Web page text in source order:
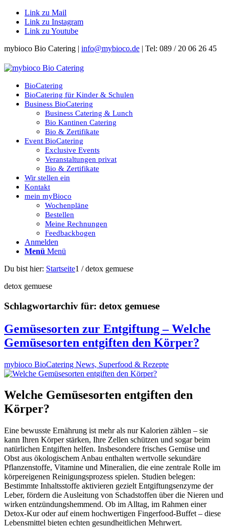
Link zu Mail
Link zu Instagram
Link zu Youtube
mybioco Bio Catering | info@mybioco.de | Tel: 089 / 20 06 26 45
BioCatering
BioCatering für Kinder & Schulen
Business BioCatering
Business Catering & Lunch
Bio Kantinen Catering
Bio & Zertifikate
Event BioCatering
Exclusive Events
Veranstaltungen privat
Bio & Zertifikate
Wir stellen ein
Kontakt
mein myBioco
Wochenpläne
Bestellen
Meine Rechnungen
Feedbackbogen
Anmelden
Menü Menü
Du bist hier: Startseite1 / detox gemuese
detox gemuese
Schlagwortarchiv für: detox gemuese
Gemüsesorten zur Entgiftung – Welche
Gemüsesorten entgiften den Körper?
mybioco BioCatering News, Superfood & Rezepte
Welche Gemüsesorten entgiften den
Körper?
Eine bewusste Ernährung ist mehr als nur Kalorien zählen – sie
kann Ihren Körper stärken, Ihre Zellen schützen und sogar beim
natürlichen Entgiften helfen. Insbesondere frisches Gemüse und
Obst aus ökologischem Anbau enthalten wertvolle sekundäre
Pflanzenstoffe, Vitamine und Mineralien, die eine zentrale Rolle im
körpereigenen Reinigungsprozess spielen. Studien belegen:
Bestimmte Inhaltsstoffe aktivieren gezielt Entgiftungsenzyme der
Leber, fördern die Ausleitung von Schadstoffen über die Nieren und
wirken entzündungshemmend. Ob im Alltag, im Rahmen einer
Detox-Kur oder auf einem hochwertigen Fingerfood-Buffet – diese
Lebensmittel bieten echten gesundheitlichen Mehrwert.